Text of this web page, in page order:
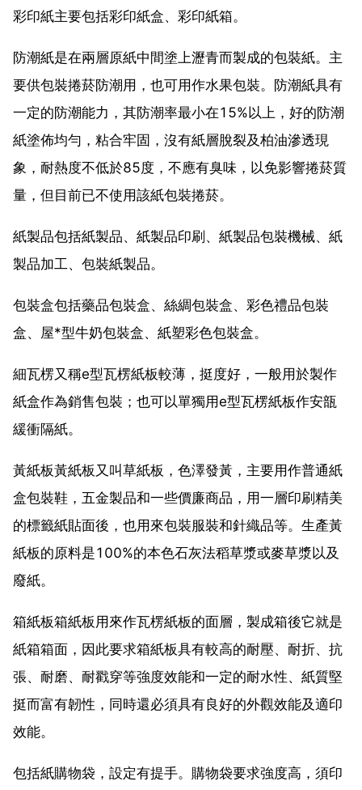
彩印紙主要包括彩印紙盒、彩印紙箱。
防潮紙是在兩層原紙中間塗上瀝青而製成的包裝紙。主
要供包裝捲菸防潮用，也可用作水果包裝。防潮紙具有
一定的防潮能力，其防潮率最小在15%以上，好的防潮
紙塗佈均勻，粘合牢固，沒有紙層脫裂及柏油滲透現
象，耐熱度不低於85度，不應有臭味，以免影響捲菸質
量，但目前已不使用該紙包裝捲菸。
紙製品包括紙製品、紙製品印刷、紙製品包裝機械、紙
製品加工、包裝紙製品。
包裝盒包括藥品包裝盒、絲綢包裝盒、彩色禮品包裝
盒、屋*型牛奶包裝盒、紙塑彩色包裝盒。
細瓦楞又稱e型瓦楞紙板較薄，挺度好，一般用於製作
紙盒作為銷售包裝；也可以單獨用e型瓦楞紙板作安瓿
緩衝隔紙。
黃紙板黃紙板又叫草紙板，色澤發黃，主要用作普通紙
盒包裝鞋，五金製品和一些價廉商品，用一層印刷精美
的標籤紙貼面後，也用來包裝服裝和針織品等。生產黃
紙板的原料是100%的本色石灰法稻草漿或麥草漿以及
廢紙。
箱紙板箱紙板用來作瓦楞紙板的面層，製成箱後它就是
紙箱箱面，因此要求箱紙板具有較高的耐壓、耐折、抗
張、耐磨、耐戳穿等強度效能和一定的耐水性、紙質堅
挺而富有韌性，同時還必須具有良好的外觀效能及適印
效能。
包括紙購物袋，設定有提手。購物袋要求強度高，須印